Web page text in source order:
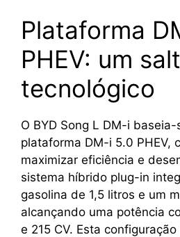
Plataforma
PHEV: um
tecnológico
O BYD Song L DM-i
plataforma DM-i 5.0 PHEV,
maximizar eficiência e
sistema híbrido plug-in
gasolina de 1,5 litros e um
alcançando uma potência
e 215 CV. Esta